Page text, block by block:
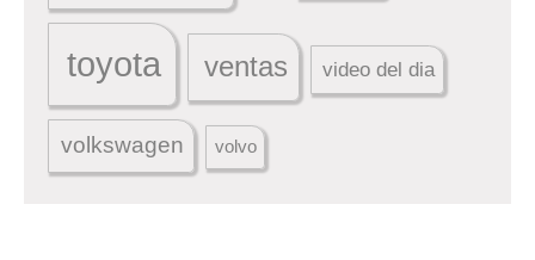
toyota ventas video del dia
volkswagen volvo